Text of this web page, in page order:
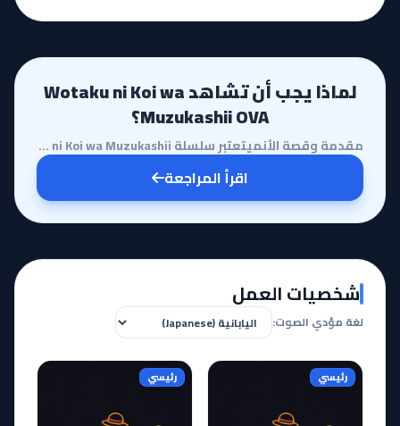
لماذا يجب أن تشاهد Wotaku ni Koi wa
Muzukashii OVA؟
مقدمة وقصة الأنميتعتبر سلسلة Wotaku ni Koi wa Muzukashii واحدة من أبرز الأعمال التي تناولت حياة الأو...
اقرأ المراجعة
شخصيات العمل
لغة مؤدي الصوت:
رئيسي رئيسي